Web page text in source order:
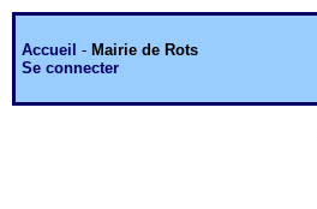
Accueil - Mairie de Rots
Se connecter